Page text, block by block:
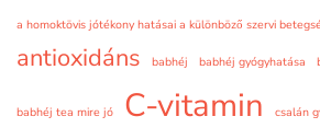
a homoktövis jótékony hatásai a különböző szervi
antioxidáns babhéj babhéj gyógyhatása
babhéj tea mire jó C-vitamin csalán